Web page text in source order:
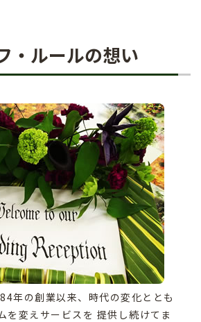
・ルールの想い
年の創業以来、時代の変化ととも
を変えサービスを 提供し続けてま